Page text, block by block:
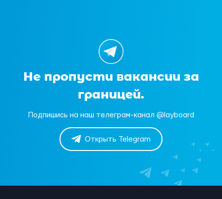
Не пропусти вакансии за
границей.
Подпишись на наш телеграм-канал @layboard
Открыть Telegram